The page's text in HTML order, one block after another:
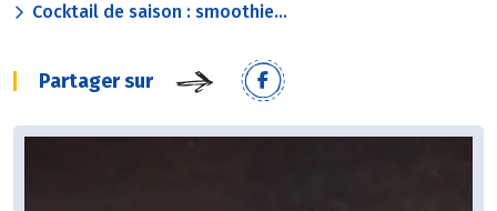
Cocktail de saison : smoothie...
Partager sur